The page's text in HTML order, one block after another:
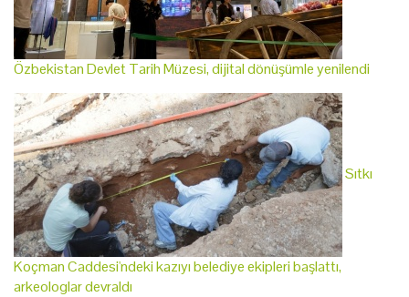
Özbekistan Devlet Tarih Müzesi, dijital dönüşümle yenilendi
Sıtkı
Koçman Caddesi'ndeki kazıyı belediye ekipleri başlattı,
arkeologlar devraldı